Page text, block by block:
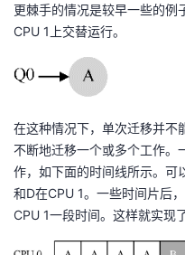
更棘手的情况是较早一些的例
CPU 1上交替运行。
在这种情况下，单次迁移并不
不断地迁移一个或多个工作。
作，如下面的时间线所示。可
和D在CPU 1。一些时间片后
CPU 1一段时间。这样就实现